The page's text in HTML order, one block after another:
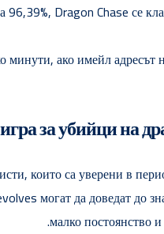
Dragon Chase се
минути, ако имейл
за убийци на
които са уверени в
могат да доведат до
малко постоянство